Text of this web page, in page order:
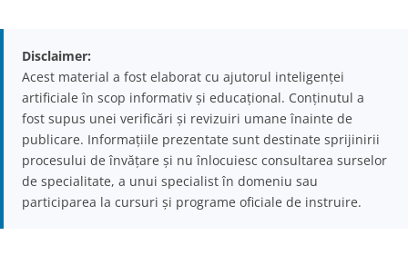
Disclaimer:
Acest material a fost elaborat cu ajutorul inteligenței
artificiale în scop informativ și educațional. Conținutul a
fost supus unei verificări și revizuiri umane înainte de
publicare. Informațiile prezentate sunt destinate sprijinirii
procesului de învățare și nu înlocuiesc consultarea surselor
de specialitate, a unui specialist în domeniu sau
participarea la cursuri și programe oficiale de instruire.